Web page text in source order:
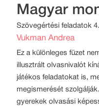
Magyar
Szövegértési feladatok
Vukman Andrea
Ez a különleges füzet
illusztrált olvasnivalót
játékos feladatokat is,
megismerését
gyerekek olvasási